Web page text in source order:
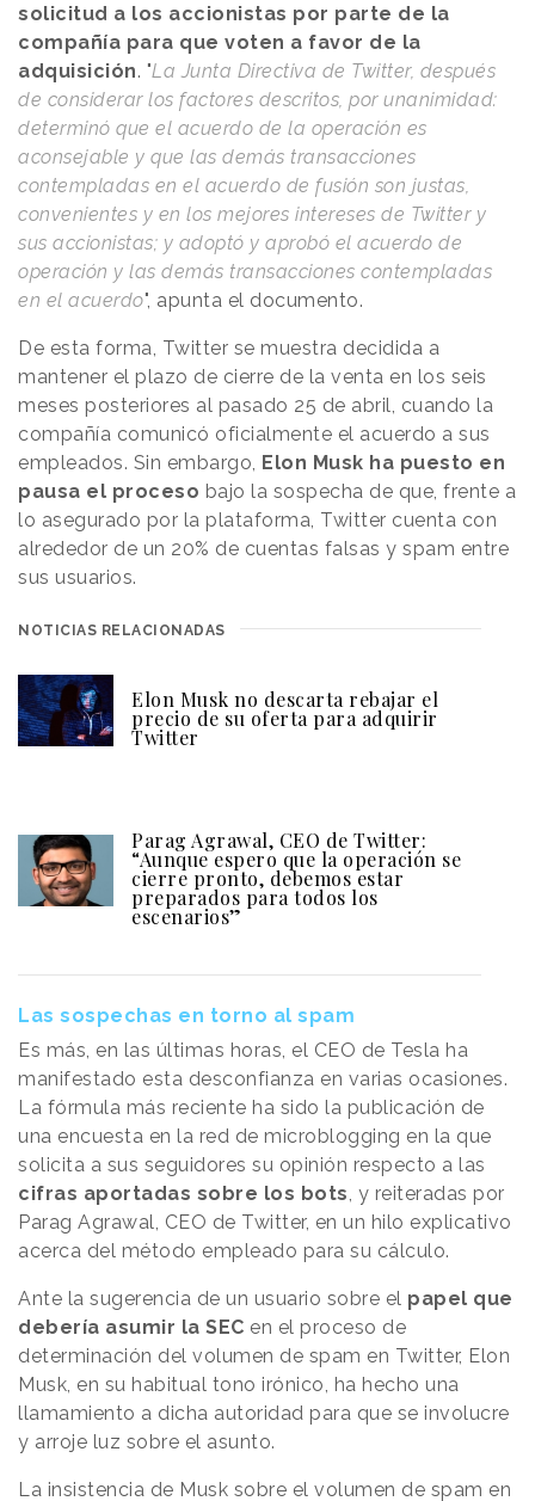
solicitud a los accionistas por parte de la
compañía para que voten a favor de la
adquisición. "La Junta Directiva de Twitter, después
de considerar los factores descritos, por unanimidad:
determinó que el acuerdo de la operación es
aconsejable y que las demás transacciones
contempladas en el acuerdo de fusión son justas,
convenientes y en los mejores intereses de Twitter y
sus accionistas; y adoptó y aprobó el acuerdo de
operación y las demás transacciones contempladas
en el acuerdo", apunta el documento.
De esta forma, Twitter se muestra decidida a
mantener el plazo de cierre de la venta en los seis
meses posteriores al pasado 25 de abril, cuando la
compañía comunicó oficialmente el acuerdo a sus
empleados. Sin embargo, Elon Musk ha puesto en
pausa el proceso bajo la sospecha de que, frente a
lo asegurado por la plataforma, Twitter cuenta con
alrededor de un 20% de cuentas falsas y spam entre
sus usuarios.
NOTICIAS RELACIONADAS
Elon Musk no descarta rebajar el
precio de su oferta para adquirir
Twitter
Parag Agrawal, CEO de Twitter:
“Aunque espero que la operación se
cierre pronto, debemos estar
preparados para todos los
escenarios”
Las sospechas en torno al spam
Es más, en las últimas horas, el CEO de Tesla ha
manifestado esta desconfianza en varias ocasiones.
La fórmula más reciente ha sido la publicación de
una encuesta en la red de microblogging en la que
solicita a sus seguidores su opinión respecto a las
cifras aportadas sobre los bots, y reiteradas por
Parag Agrawal, CEO de Twitter, en un hilo explicativo
acerca del método empleado para su cálculo.
Ante la sugerencia de un usuario sobre el papel que
debería asumir la SEC en el proceso de
determinación del volumen de spam en Twitter, Elon
Musk, en su habitual tono irónico, ha hecho una
llamamiento a dicha autoridad para que se involucre
y arroje luz sobre el asunto.
La insistencia de Musk sobre el volumen de spam en